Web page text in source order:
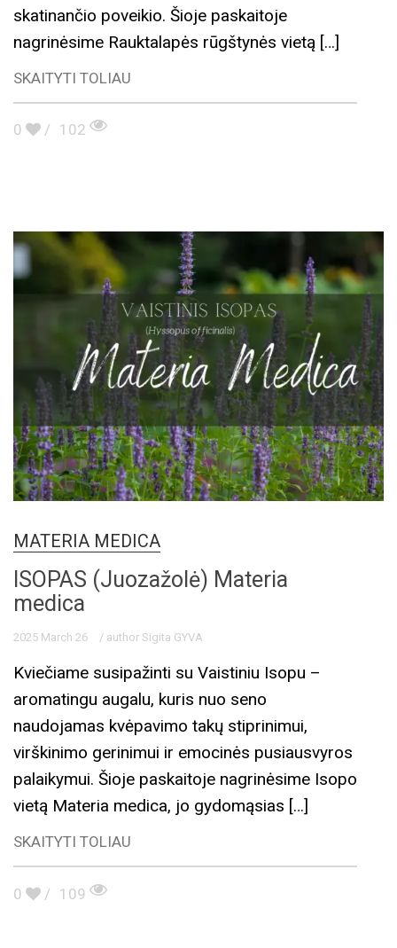
skatinančio poveikio. Šioje paskaitoje
nagrinėsime Rauktalapės rūgštynės vietą […]
SKAITYTI TOLIAU
0 / 102
MATERIA MEDICA
ISOPAS (Juozažolė) Materia
medica
2025 March 26 / author Sigita GYVA
Kviečiame susipažinti su Vaistiniu Isopu –
aromatingu augalu, kuris nuo seno
naudojamas kvėpavimo takų stiprinimui,
virškinimo gerinimui ir emocinės pusiausvyros
palaikymui. Šioje paskaitoje nagrinėsime Isopo
vietą Materia medica, jo gydomąsias […]
SKAITYTI TOLIAU
0 / 109